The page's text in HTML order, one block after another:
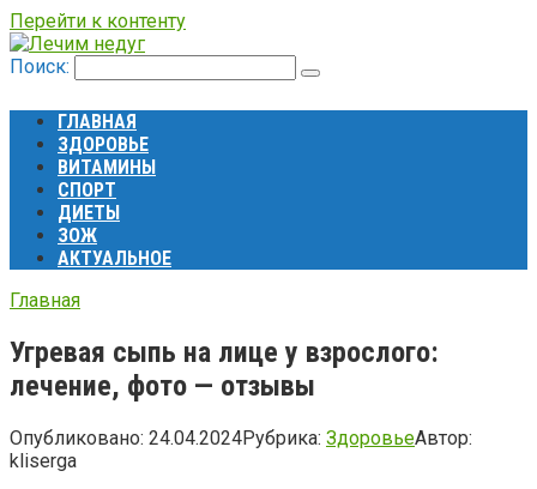
Перейти к контенту
Поиск:
ГЛАВНАЯ
ЗДОРОВЬЕ
ВИТАМИНЫ
СПОРТ
ДИЕТЫ
ЗОЖ
АКТУАЛЬНОЕ
Главная
Угревая сыпь на лице у взрослого:
лечение, фото — отзывы
Опубликовано: 24.04.2024Рубрика: ЗдоровьеАвтор:
kliserga